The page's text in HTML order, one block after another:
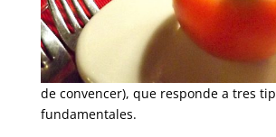
de convencer), que responde a tres
fundamentales.